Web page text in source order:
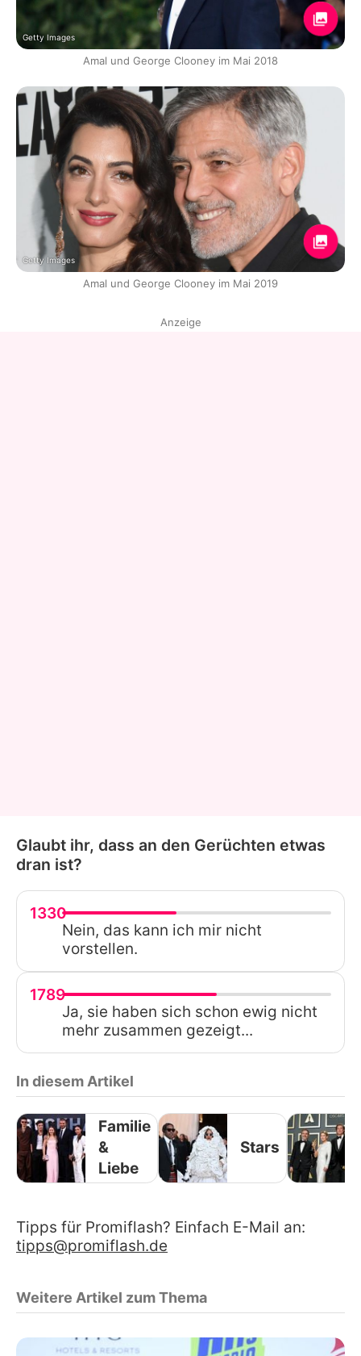
Getty Images
Amal und George Clooney im Mai 2018
Getty Images
Amal und George Clooney im Mai 2019
Anzeige
Glaubt ihr, dass an den Gerüchten etwas
dran ist?
1330
Nein, das kann ich mir nicht
vorstellen.
1789
Ja, sie haben sich schon ewig nicht
mehr zusammen gezeigt...
In diesem Artikel
Familie
&
Liebe
Stars
Tipps für Promiflash? Einfach E-Mail an:
tipps@promiflash.de
Weitere Artikel zum Thema